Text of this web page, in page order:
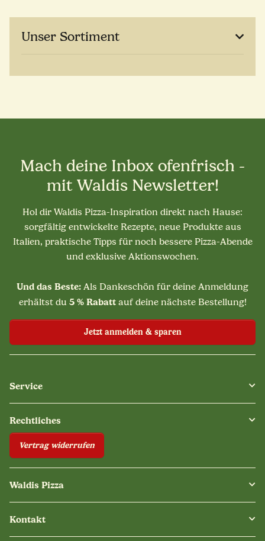
Unser Sortiment
Mach deine Inbox ofenfrisch -
mit Waldis Newsletter!
Hol dir Waldis Pizza-Inspiration direkt nach Hause:
sorgfältig entwickelte Rezepte, neue Produkte aus
Italien, praktische Tipps für noch bessere Pizza-Abende
und exklusive Aktionswochen.
Und das Beste: Als Dankeschön für deine Anmeldung
erhältst du 5 % Rabattauf deine nächste Bestellung!
Jetzt anmelden & sparen
Service
Rechtliches
Vertrag widerrufen
Waldis Pizza
Kontakt